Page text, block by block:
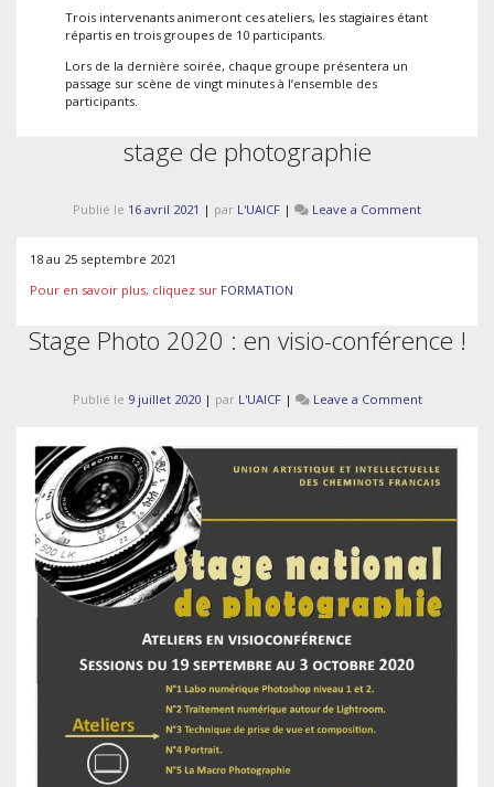
Trois intervenants animeront ces ateliers, les stagiaires étant
répartis en trois groupes de 10 participants.
Lors de la dernière soirée, chaque groupe présentera un
passage sur scène de vingt minutes à l’ensemble des
participants.
stage de photographie
Publié le 16 avril 2021 | par L'UAICF | Leave a Commenton
18 au 25 septembre 2021
Pour en savoir plus, cliquez sur FORMATION
Stage Photo 2020 : en visio-conférence !
Publié le 9 juillet 2020| par L'UAICF| Leave a Commenton
2020
:
en
conférence